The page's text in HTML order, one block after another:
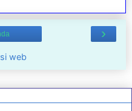
›
web